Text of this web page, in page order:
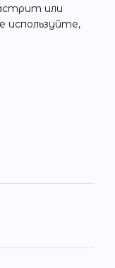
или
используйте,